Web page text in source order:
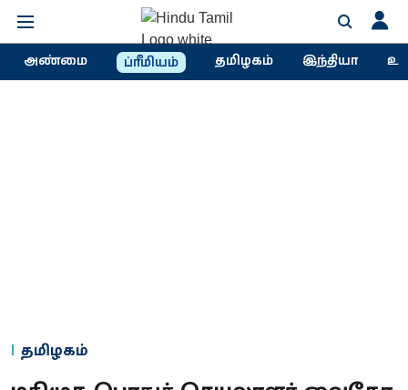
அண்மை ப்ரீமியம் தமிழகம் இந்தியா
தமிழகம்